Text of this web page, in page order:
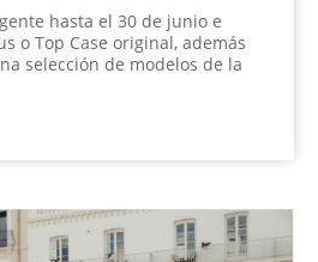
hasta el 30 de junio e
o Top Case original, además
selección de modelos de la